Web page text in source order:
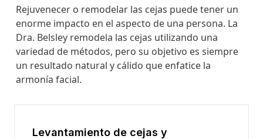
Rejuvenecer o remodelar las cejas puede tener un
enorme impacto en el aspecto de una persona. La
Dra. Belsley remodela las cejas utilizando una
variedad de métodos, pero su objetivo es siempre
un resultado natural y cálido que enfatice la
armonía facial.
Levantamiento de cejas y